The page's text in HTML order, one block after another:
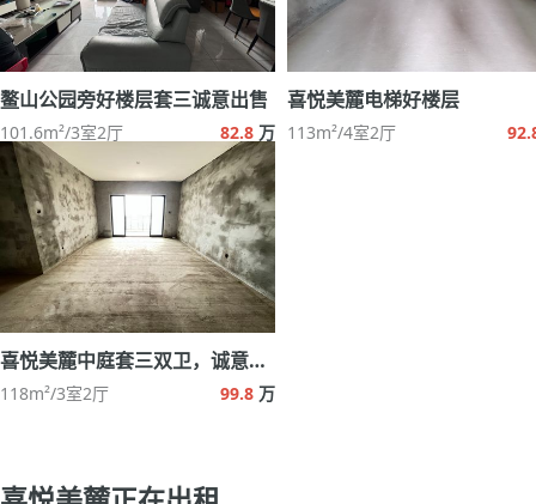
鳌山公园旁好楼层套三诚意出售
101.6m²/3室2厅 82.8 万
喜悦美麓电梯好楼层
113m²/4室2厅
喜悦美麓中庭套三双卫，诚意出售
118m²/3室2厅 99.8 万